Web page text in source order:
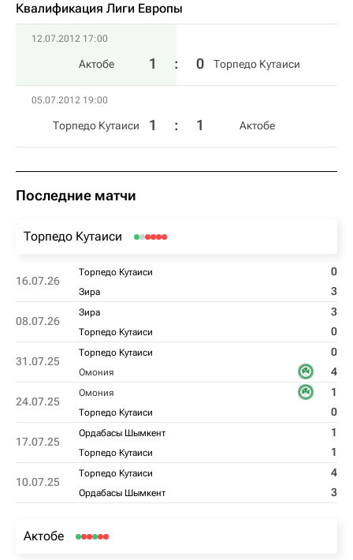
Квалификация Лиги Европы
12.07.2012 17:00
Актобе 1 : 0 Торпедо Кутаиси
05.07.2012 19:00
Торпедо Кутаиси 1 : 1 Актобе
Последние матчи
Торпедо Кутаиси
16.07.26
Торпедо Кутаиси 0
Зира 3
08.07.26
Зира 3
Торпедо Кутаиси 0
31.07.25
Торпедо Кутаиси 0
Омония 4
24.07.25
Омония 1
Торпедо Кутаиси 0
17.07.25
Ордабасы Шымкент 1
Торпедо Кутаиси 1
10.07.25
Торпедо Кутаиси 4
Ордабасы Шымкент 3
Актобе